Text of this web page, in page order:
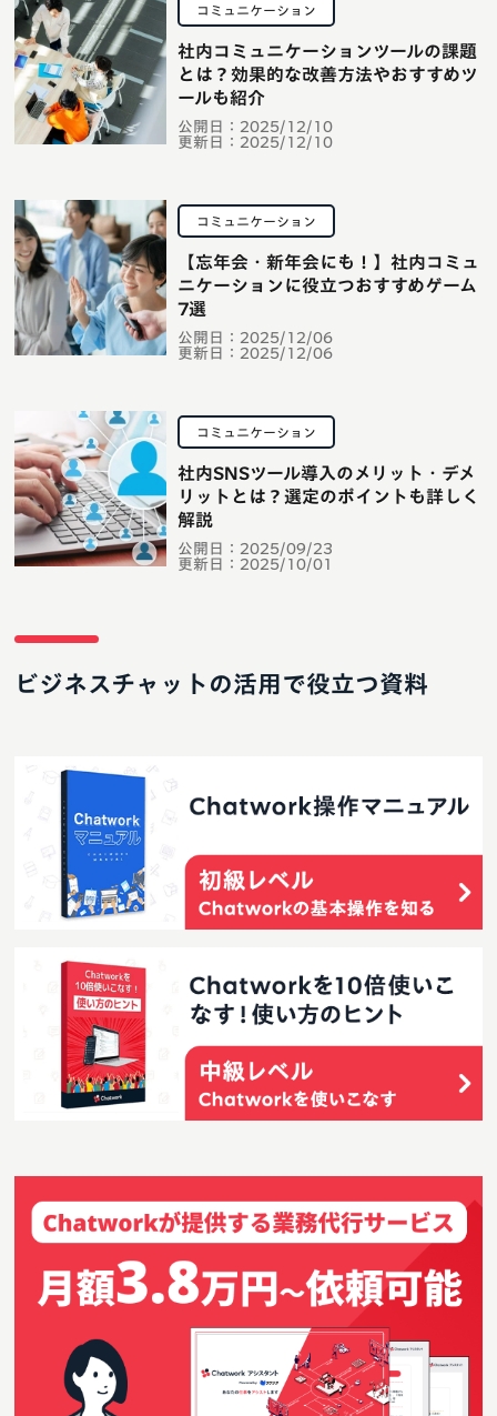
コミュニケーション
公開日： 2025/12/10
更新日： 2025/12/10
社内コミュニケーションツールの課題
とは？効果的な改善方法やおすすめツ
ールも紹介
コミュニケーション
公開日： 2025/12/06
更新日： 2025/12/06
【忘年会・新年会にも！】社内コミュ
ニケーションに役立つおすすめゲーム
7選
コミュニケーション
公開日： 2025/09/23
更新日： 2025/10/01
社内SNSツール導入のメリット・デメ
リットとは？選定のポイントも詳しく
解説
ビジネスチャットの活用で役立つ資料